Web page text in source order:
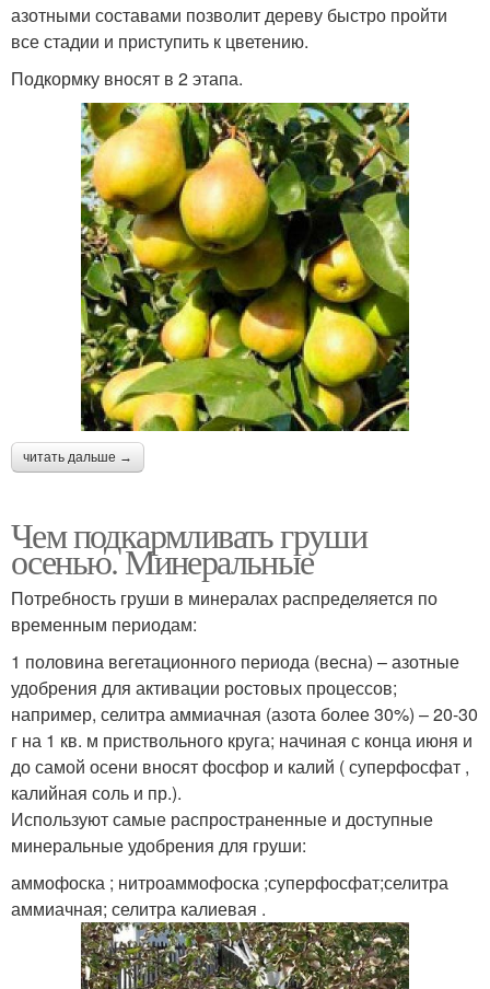
азотными составами позволит дереву быстро пройти
все стадии и приступить к цветению.
Подкормку вносят в 2 этапа.
читать дальше →
Чем подкармливать груши
осенью. Минеральные
Потребность груши в минералах распределяется по
временным периодам:
1 половина вегетационного периода (весна) – азотные
удобрения для активации ростовых процессов;
например, селитра аммиачная (азота более 30%) – 20-30
г на 1 кв. м приствольного круга; начиная с конца июня и
до самой осени вносят фосфор и калий ( суперфосфат ,
калийная соль и пр.).
Используют самые распространенные и доступные
минеральные удобрения для груши:
аммофоска ; нитроаммофоска ;суперфосфат;селитра
аммиачная; селитра калиевая .